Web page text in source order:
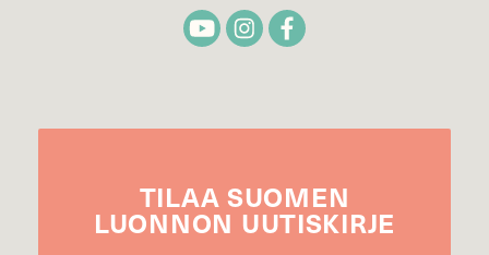
TILAA SUOMEN
LUONNON UUTIS­KIRJE